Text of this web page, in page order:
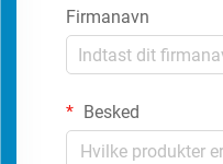
Firmanavn
Besked